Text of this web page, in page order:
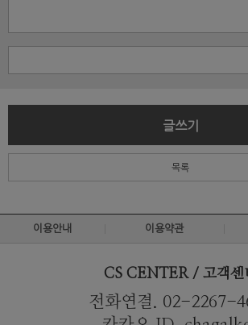
글쓰기
목록
이용안내 이용약관
CS CENTER / 고객센
전화연결. 02-2267-